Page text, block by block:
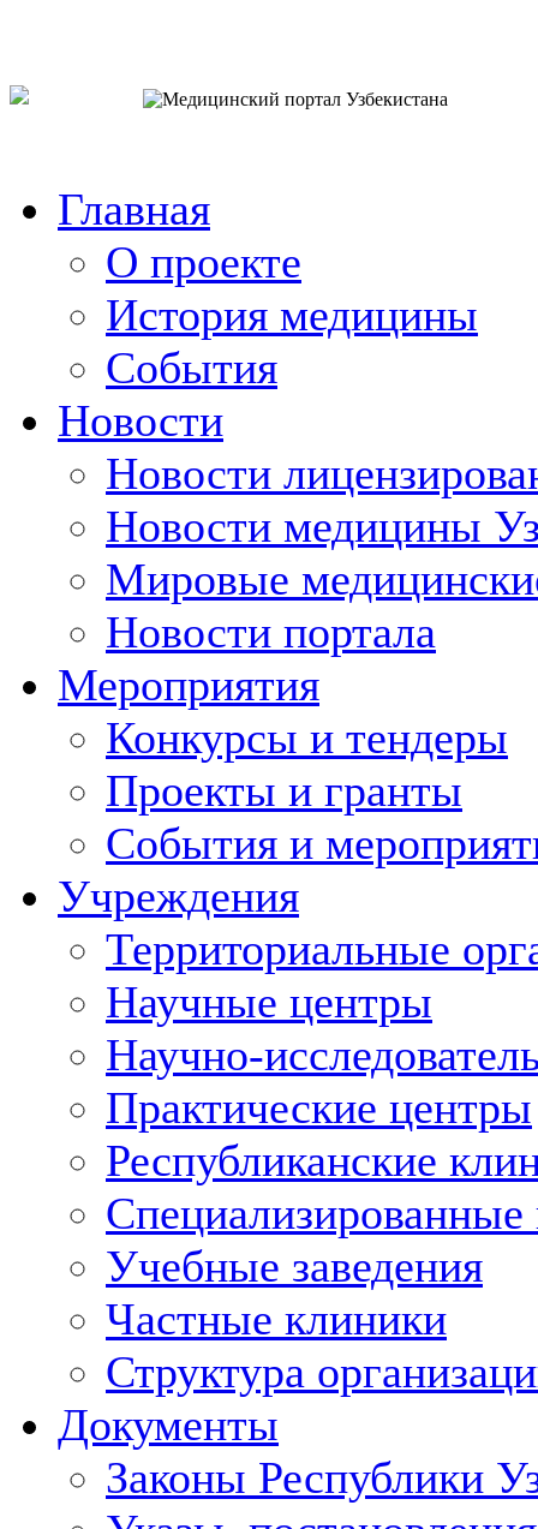
Главная
О проекте
История медицины
События
Новости
Новости
Новости медицины
Мировые
Новости портала
Мероприятия
Конкурсы и тендеры
Проекты и гранты
События и
Учреждения
Территориальные
Научные центры
Научно-
Практические центры
Республиканские
Учебные заведения
Частные клиники
Структура
Документы
Законы Республики